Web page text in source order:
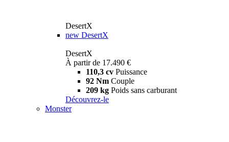
DesertX
new DesertX
DesertX
À partir de 17.490 €
110,3 cv Puissance
92 Nm Couple
209 kg Poids sans carburant
Découvrez-le
Monster